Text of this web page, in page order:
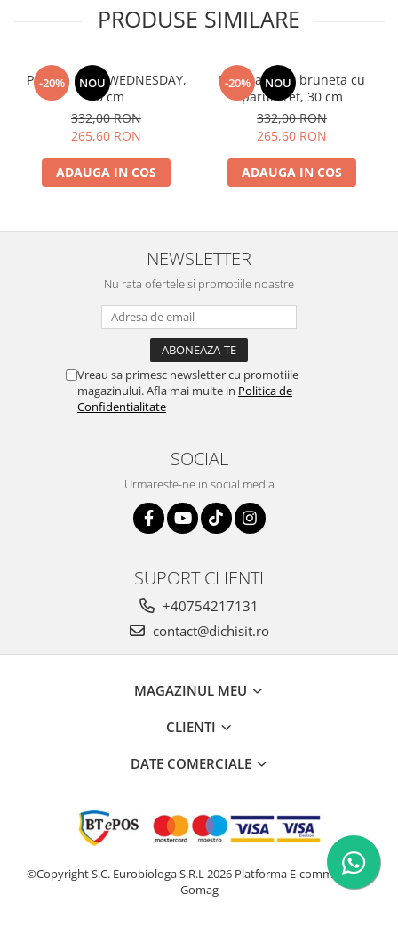
PRODUSE SIMILARE
-20% NOU
Papusa Mia - WEDNESDAY,
30 cm
332,00 RON
265,60 RON
ADAUGA IN COS
-20% NOU
Papusa Mia - bruneta cu
parul cret, 30 cm
332,00 RON
265,60 RON
ADAUGA IN COS
NEWSLETTER
Nu rata ofertele si promotiile noastre
Vreau sa primesc newsletter cu promotiile
magazinului. Afla mai multe in Politica de
Confidentialitate
SOCIAL
Urmareste-ne in social media
SUPORT CLIENTI
+40754217131
contact@dichisit.ro
MAGAZINUL MEU
CLIENTI
DATE COMERCIALE
©Copyright S.C. Eurobiologa S.R.L 2026 Platforma E-commerce by
Gomag